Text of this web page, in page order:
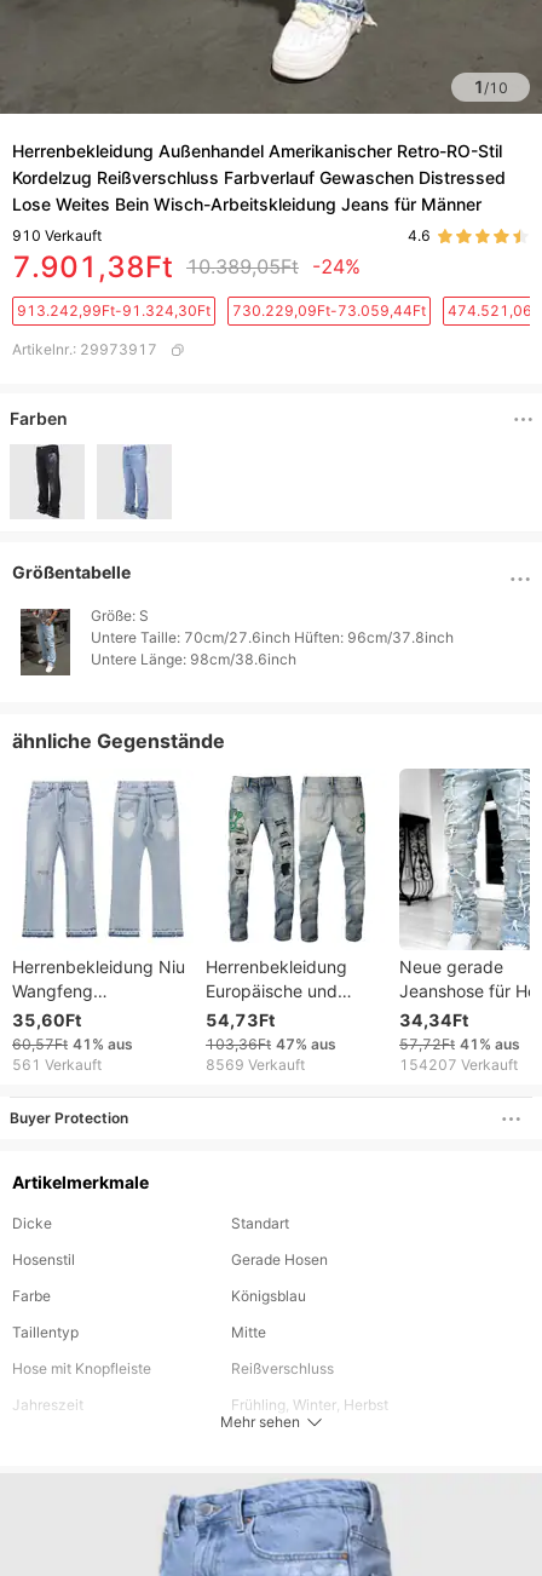
1/10
Herrenbekleidung Außenhandel Amerikanischer Retro-RO-Stil
Kordelzug Reißverschluss Farbverlauf Gewaschen Distressed
Lose Weites Bein Wisch-Arbeitskleidung Jeans für Männer
910 Verkauft 4.6
7.901,38Ft 10.389,05Ft -24%
913.242,99Ft-91.324,30Ft 730.229,09Ft-73.059,44Ft
Artikelnr.: 29973917
Farben
Größentabelle
Größe: S
Untere Taille: 70cm/27.6inch Hüften: 96cm/37.8inch
ähnliche Gegenstände
Herrenbekleidung Niu
Wangfeng
Nischentrendmarke im
amerikanischen Stil,
gewaschene alte,
Cleanfit-Jeans
35,60Ft
60,57Ft 41% aus
561 Verkauft
Herrenbekleidung
Europäische und
amerikanische
Trendmarke
Zerrissene Jeans
54,73Ft
103,36Ft 47% aus
8569 Verkauft
Neue gerade
Jeanshose für
im Jahr 2024,
europäische und
amerikanische
34,34Ft
57,72Ft 41% aus
154207 Verkauft
Buyer Protection
Artikelmerkmale
Dicke
Standart
Hosenstil
Gerade Hosen
Farbe
Königsblau
Taillentyp
Mitte
Hose mit Knopfleiste
Reißverschluss
Jahreszeit
Frühling, Winter, Herbst
High Street, Vintage, Moto & Biker, Outdoor,
Safari-Stil
Mehr sehen